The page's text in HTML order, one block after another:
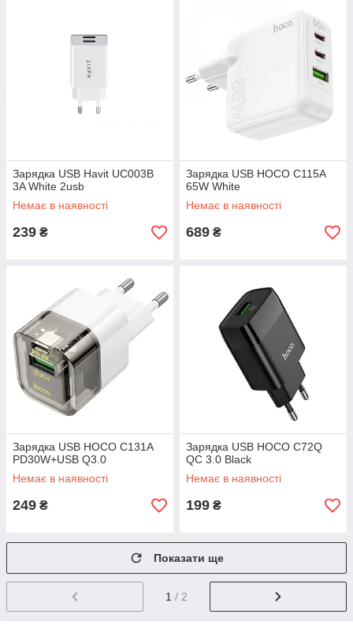
Зарядка USB Havit UC003B
3A White 2usb
Немає в наявності
239 ₴
Зарядка USB HOCO C115A
65W White
Немає в наявності
689 ₴
Зарядка USB HOCO C131A
PD30W+USB Q3.0
Немає в наявності
249 ₴
Зарядка USB HOCO C72Q
QC 3.0 Black
Немає в наявності
199 ₴
Показати ще
1 / 2